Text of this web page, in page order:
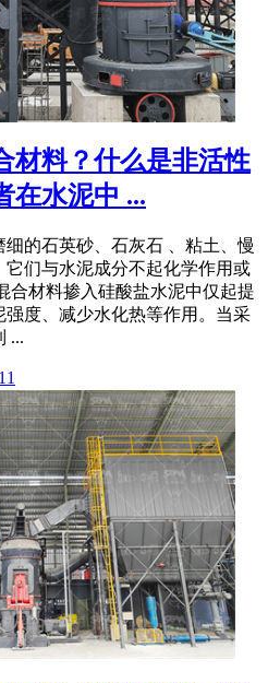
材料？什么是非活性
在水泥中 ...
的石英砂、石灰石 、粘土、慢
们与水泥成分不起化学作用或
合材料掺入硅酸盐水泥中仅起提
度、减少水化热等作用。当采
...